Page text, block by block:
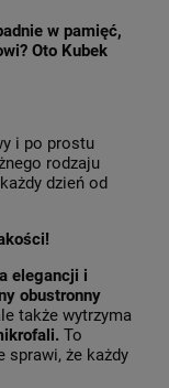
w pamięć,
Oto Kubek
i po prostu
rodzaju
dzień od
elegancji i
obustronny
także wytrzyma
To
sprawi, że każdy